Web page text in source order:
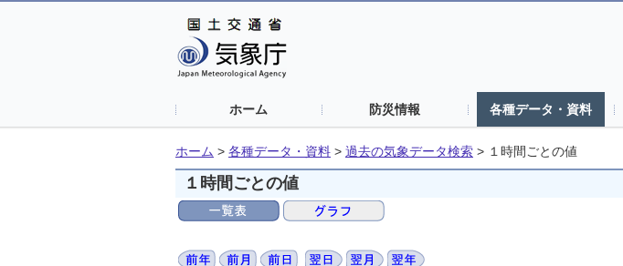
ホーム 防災情報 各種データ・資料
ホーム > 各種データ・資料 > 過去の気象データ検索 > １時間ごとの値
１時間ごとの値